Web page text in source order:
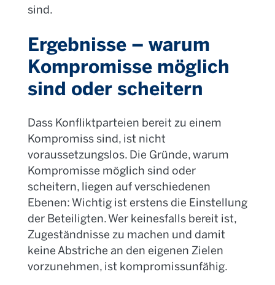
sind.
Ergebnisse – warum
Kompromisse möglich
sind oder scheitern
Dass Konfliktparteien bereit zu einem
Kompromiss sind, ist nicht
voraussetzungslos. Die Gründe, warum
Kompromisse möglich sind oder
scheitern, liegen auf verschiedenen
Ebenen: Wichtig ist erstens die Einstellung
der Beteiligten. Wer keinesfalls bereit ist,
Zugeständnisse zu machen und damit
keine Abstriche an den eigenen Zielen
vorzunehmen, ist kompromissunfähig.